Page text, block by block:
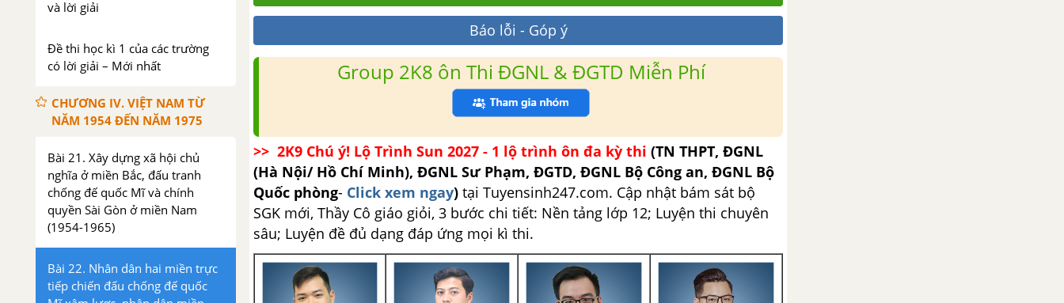
và lời giải
Đề thi học kì 1 của các trường
có lời giải – Mới nhất
CHƯƠNG IV. VIỆT NAM TỪ
NĂM 1954 ĐẾN NĂM 1975
Bài 21. Xây dựng xã hội chủ
nghĩa ở miền Bắc, đấu tranh
chống đế quốc Mĩ và chính
quyền Sài Gòn ở miền Nam
(1954-1965)
Bài 22. Nhân dân hai miền trực
tiếp chiến đấu chống đế quốc
Báo lỗi - Góp ý
Group 2K8 ôn Thi ĐGNL & ĐGTD Miễn Phí
>> 2K9 Chú ý! Lộ Trình Sun 2027 - 1 lộ trình ôn đa kỳ thi (TN THPT, ĐGNL
(Hà Nội/ Hồ Chí Minh), ĐGNL Sư Phạm, ĐGTD, ĐGNL Bộ Công an, ĐGNL Bộ
Quốc phòng- Click xem ngay) tại Tuyensinh247.com. Cập nhật bám sát bộ
SGK mới, Thầy Cô giáo giỏi, 3 bước chi tiết: Nền tảng lớp 12; Luyện thi chuyên
sâu; Luyện đề đủ dạng đáp ứng mọi kì thi.